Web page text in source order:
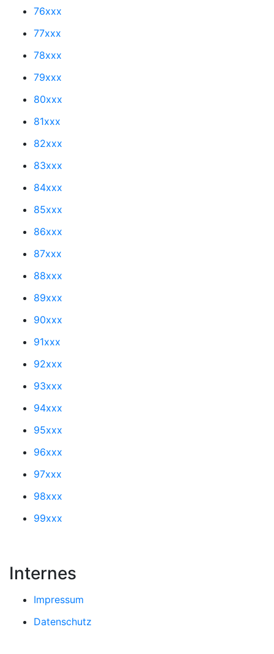
76xxx
77xxx
78xxx
79xxx
80xxx
81xxx
82xxx
83xxx
84xxx
85xxx
86xxx
87xxx
88xxx
89xxx
90xxx
91xxx
92xxx
93xxx
94xxx
95xxx
96xxx
97xxx
98xxx
99xxx
Internes
Impressum
Datenschutz